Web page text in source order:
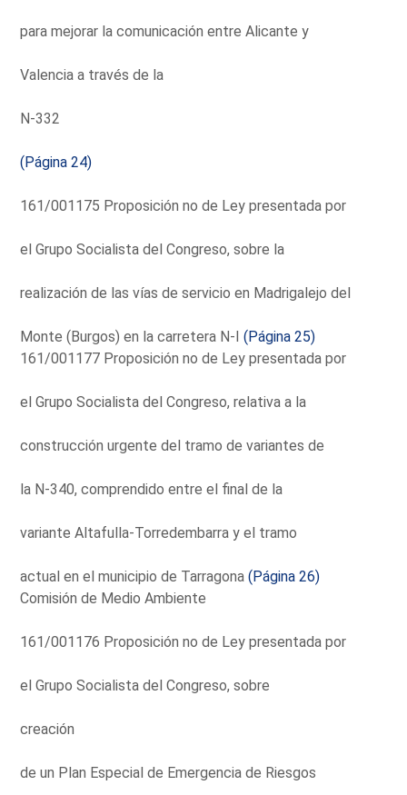
para mejorar la comunicación entre Alicante y
Valencia a través de la
N-332
(Página 24)
161/001175 Proposición no de Ley presentada por
el Grupo Socialista del Congreso, sobre la
realización de las vías de servicio en Madrigalejo del
Monte (Burgos) en la carretera N-I(Página 25)
161/001177 Proposición no de Ley presentada por
el Grupo Socialista del Congreso, relativa a la
construcción urgente del tramo de variantes de
la N-340, comprendido entre el final de la
variante Altafulla-Torredembarra y el tramo
actual en el municipio de Tarragona(Página 26)
Comisión de Medio Ambiente
161/001176 Proposición no de Ley presentada por
el Grupo Socialista del Congreso, sobre
creación
de un Plan Especial de Emergencia de Riesgos